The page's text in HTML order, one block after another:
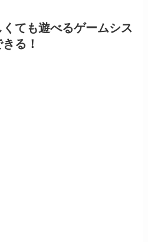
ても遊べるゲームシス
る！